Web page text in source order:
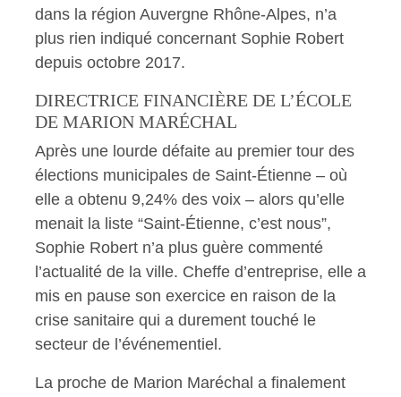
dans la région Auvergne Rhône-Alpes, n’a
plus rien indiqué concernant Sophie Robert
depuis octobre 2017.
DIRECTRICE FINANCIÈRE DE L’ÉCOLE
DE MARION MARÉCHAL
Après une lourde défaite au premier tour des
élections municipales de Saint-Étienne – où
elle a obtenu 9,24% des voix – alors qu’elle
menait la liste “Saint-Étienne, c’est nous”,
Sophie Robert n’a plus guère commenté
l’actualité de la ville. Cheffe d’entreprise, elle a
mis en pause son exercice en raison de la
crise sanitaire qui a durement touché le
secteur de l’événementiel.
La proche de Marion Maréchal a finalement